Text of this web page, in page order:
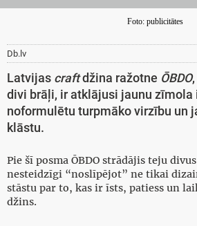
Foto: publicitātes
Db.lv
Latvijas craftdžina ražotne ŌBDO
divi brāļi, ir atklājusi jaunu
noformulētu turpmāko virzību un
klāstu.
Pie šī posma ŌBDO strādājis teju
nesteidzīgi “noslīpējot” ne tikai
stāstu par to, kas ir īsts, patiess un
džins.